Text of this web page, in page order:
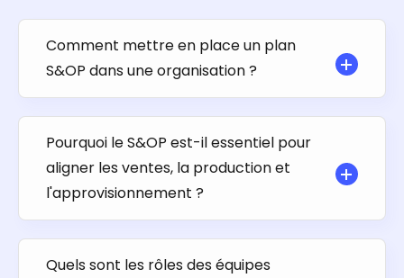
Comment mettre en place un plan
S&OP dans une organisation ?
Pourquoi le S&OP est-il essentiel pour
aligner les ventes, la production et
l'approvisionnement ?
Quels sont les rôles des équipes